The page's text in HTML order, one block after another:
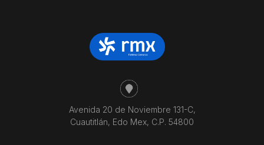
Avenida 20 de Noviembre 131-C,
Cuautitlán, Edo Mex, C.P. 54800